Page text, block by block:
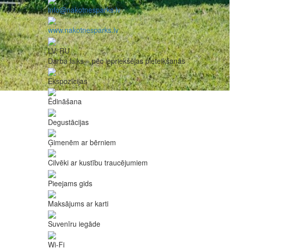
info@nakotnesparks.lv
www.nakotnesparks.lv
LV, RU
Darba laiks – pēc iepriekšējas pieteikšanās
Ekspozīcijas
Ēdināšana
Degustācijas
Ģimenēm ar bērniem
Cilvēki ar kustību traucējumiem
Pieejams gids
Maksājums ar karti
Suvenīru iegāde
Wi-Fi